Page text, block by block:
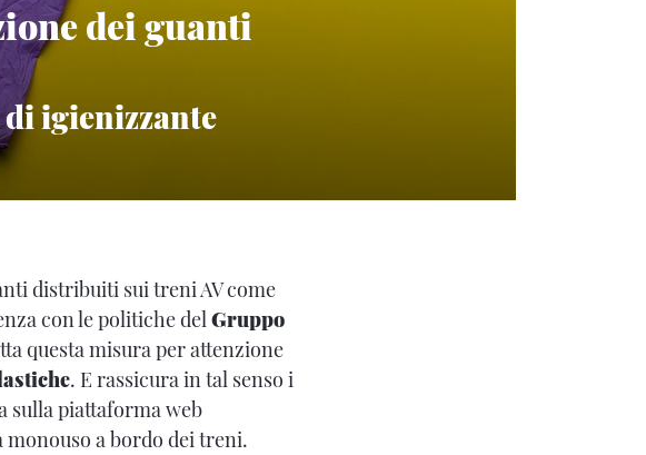
dei guanti
igienizzante
distribuiti sui treni AV come
con le politiche delGruppo
questa misura per attenzione
. E rassicura in tal senso i
sulla piattaforma web
a bordo dei treni.